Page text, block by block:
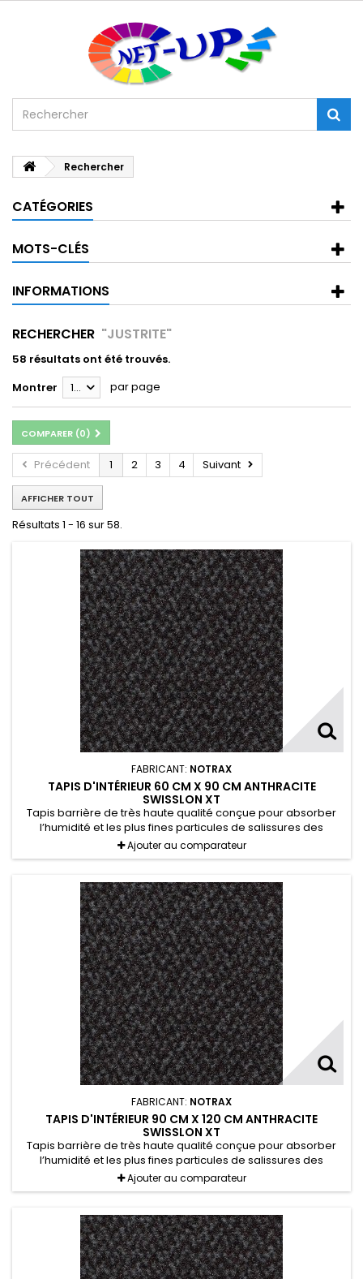
Rechercher
CATÉGORIES
MOTS-CLÉS
INFORMATIONS
RECHERCHER "JUSTRITE"
58 résultats ont été trouvés.
Montrer
16 par page
COMPARER (0)
Précédent 1 2 3 4 Suivant
AFFICHER TOUT
Résultats 1 - 16 sur 58.
FABRICANT: NOTRAX
TAPIS D'INTÉRIEUR 60 CM X 90 CM ANTHRACITE
SWISSLON XT
Tapis barrière de très haute qualité conçue pour absorber
l’humidité et les plus fines particules de salissures des
chaussures.
Ajouter au comparateur
FABRICANT: NOTRAX
TAPIS D'INTÉRIEUR 90 CM X 120 CM ANTHRACITE
SWISSLON XT
Tapis barrière de très haute qualité conçue pour absorber
l’humidité et les plus fines particules de salissures des
chaussures.
Ajouter au comparateur